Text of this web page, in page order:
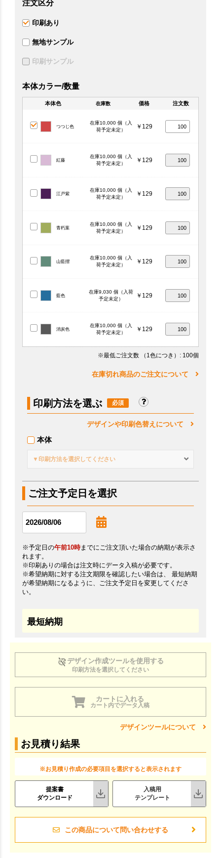
注文区分
印刷あり
無地サンプル
印刷サンプル
本体カラー/数量
本体色 在庫数 価格 注文数
つつじ色
在庫10,000 個（入
荷予定未定）
￥129
紅藤
在庫10,000 個（入
荷予定未定）
￥129
江戸紫
在庫10,000 個（入
荷予定未定）
￥129
青朽葉
在庫10,000 個（入
荷予定未定）
￥129
山藍摺
在庫10,000 個（入
荷予定未定）
￥129
藍色
在庫9,030 個（入荷
予定未定）
￥129
消炭色
在庫10,000 個（入
荷予定未定）
￥129
※最低ご注文数 （1色につき） : 100個
在庫切れ商品のご注文について
印刷方法を選ぶ
デザインや印刷色替えについて
本体
▼印刷方法を選択してください
ご注文予定日を選択
※予定日の午前10時までにご注文頂いた場合の納期が表示さ
れます。
※印刷ありの場合は注文時にデータ入稿が必要です。
※希望納期に対する注文期限を確認したい場合は、 最短納期
が希望納期になるように、ご注文予定日を変更してくださ
い。
最短納期
デザイン作成ツールを使用する
印刷方法を選択してください
カートに入れる
カート内でデータ入稿
デザインツールについて
お見積り結果
※お見積り作成の必要項目を選択すると表示されます
提案書
ダウンロード
入稿用
テンプレート
この商品について問い合わせする